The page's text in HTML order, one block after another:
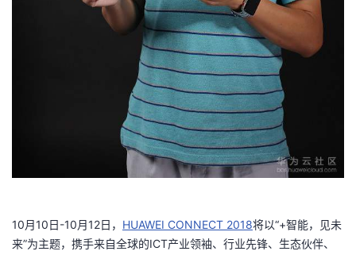
10月10日-10月12日， HUAWEI CONNECT 2018将以“+智能，见未
来”为主题，携手来自全球的ICT产业领袖、行业先锋、生态伙伴、